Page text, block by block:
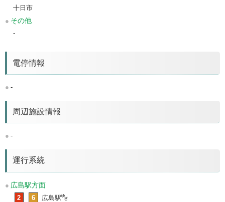
十日市
その他
-
電停情報
-
周辺施設情報
-
運行系統
広島駅方面
2 6 広島駅